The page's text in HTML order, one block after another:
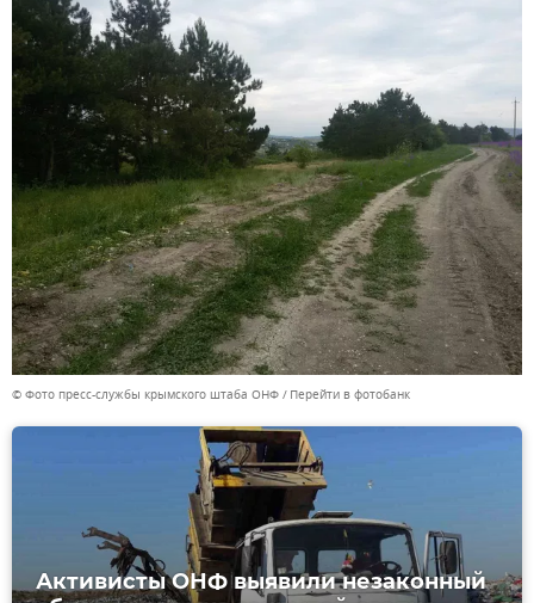
© Фото пресс-службы крымского штаба ОНФ Перейти в фотобанк
Активисты ОНФ выявили незаконный